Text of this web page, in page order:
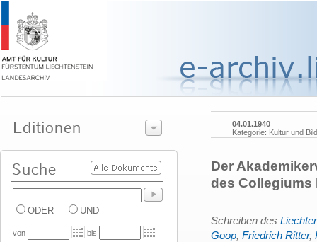
ODER UND
von bis
04.01.1940
Kategorie: Kultur und
Der
des Collegiums
Schreiben des
Goop, Friedrich Ritter,